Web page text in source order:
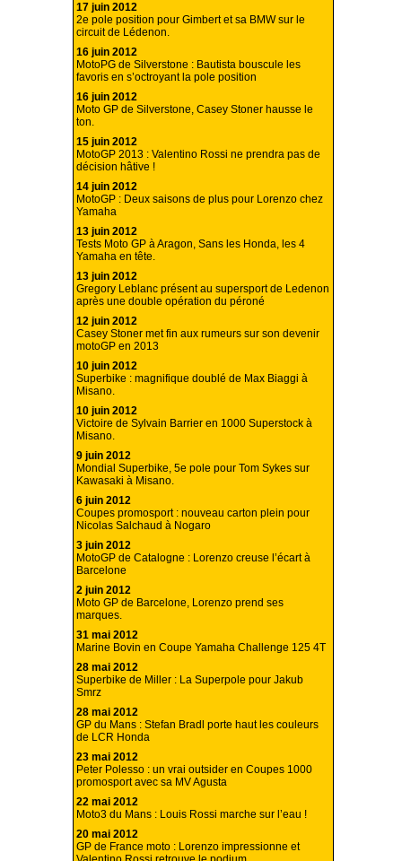
17 juin 2012
2e pole position pour Gimbert et sa BMW sur le
circuit de Lédenon.
16 juin 2012
MotoPG de Silverstone : Bautista bouscule les
favoris en s’octroyant la pole position
16 juin 2012
Moto GP de Silverstone, Casey Stoner hausse le
ton.
15 juin 2012
MotoGP 2013 : Valentino Rossi ne prendra pas de
décision hâtive !
14 juin 2012
MotoGP : Deux saisons de plus pour Lorenzo chez
Yamaha
13 juin 2012
Tests Moto GP à Aragon, Sans les Honda, les 4
Yamaha en tête.
13 juin 2012
Gregory Leblanc présent au supersport de Ledenon
après une double opération du péroné
12 juin 2012
Casey Stoner met fin aux rumeurs sur son devenir
motoGP en 2013
10 juin 2012
Superbike : magnifique doublé de Max Biaggi à
Misano.
10 juin 2012
Victoire de Sylvain Barrier en 1000 Superstock à
Misano.
9 juin 2012
Mondial Superbike, 5e pole pour Tom Sykes sur
Kawasaki à Misano.
6 juin 2012
Coupes promosport : nouveau carton plein pour
Nicolas Salchaud à Nogaro
3 juin 2012
MotoGP de Catalogne : Lorenzo creuse l’écart à
Barcelone
2 juin 2012
Moto GP de Barcelone, Lorenzo prend ses
marques.
31 mai 2012
Marine Bovin en Coupe Yamaha Challenge 125 4T
28 mai 2012
Superbike de Miller : La Superpole pour Jakub
Smrz
28 mai 2012
GP du Mans : Stefan Bradl porte haut les couleurs
de LCR Honda
23 mai 2012
Peter Polesso : un vrai outsider en Coupes 1000
promosport avec sa MV Agusta
22 mai 2012
Moto3 du Mans : Louis Rossi marche sur l’eau !
20 mai 2012
GP de France moto : Lorenzo impressionne et